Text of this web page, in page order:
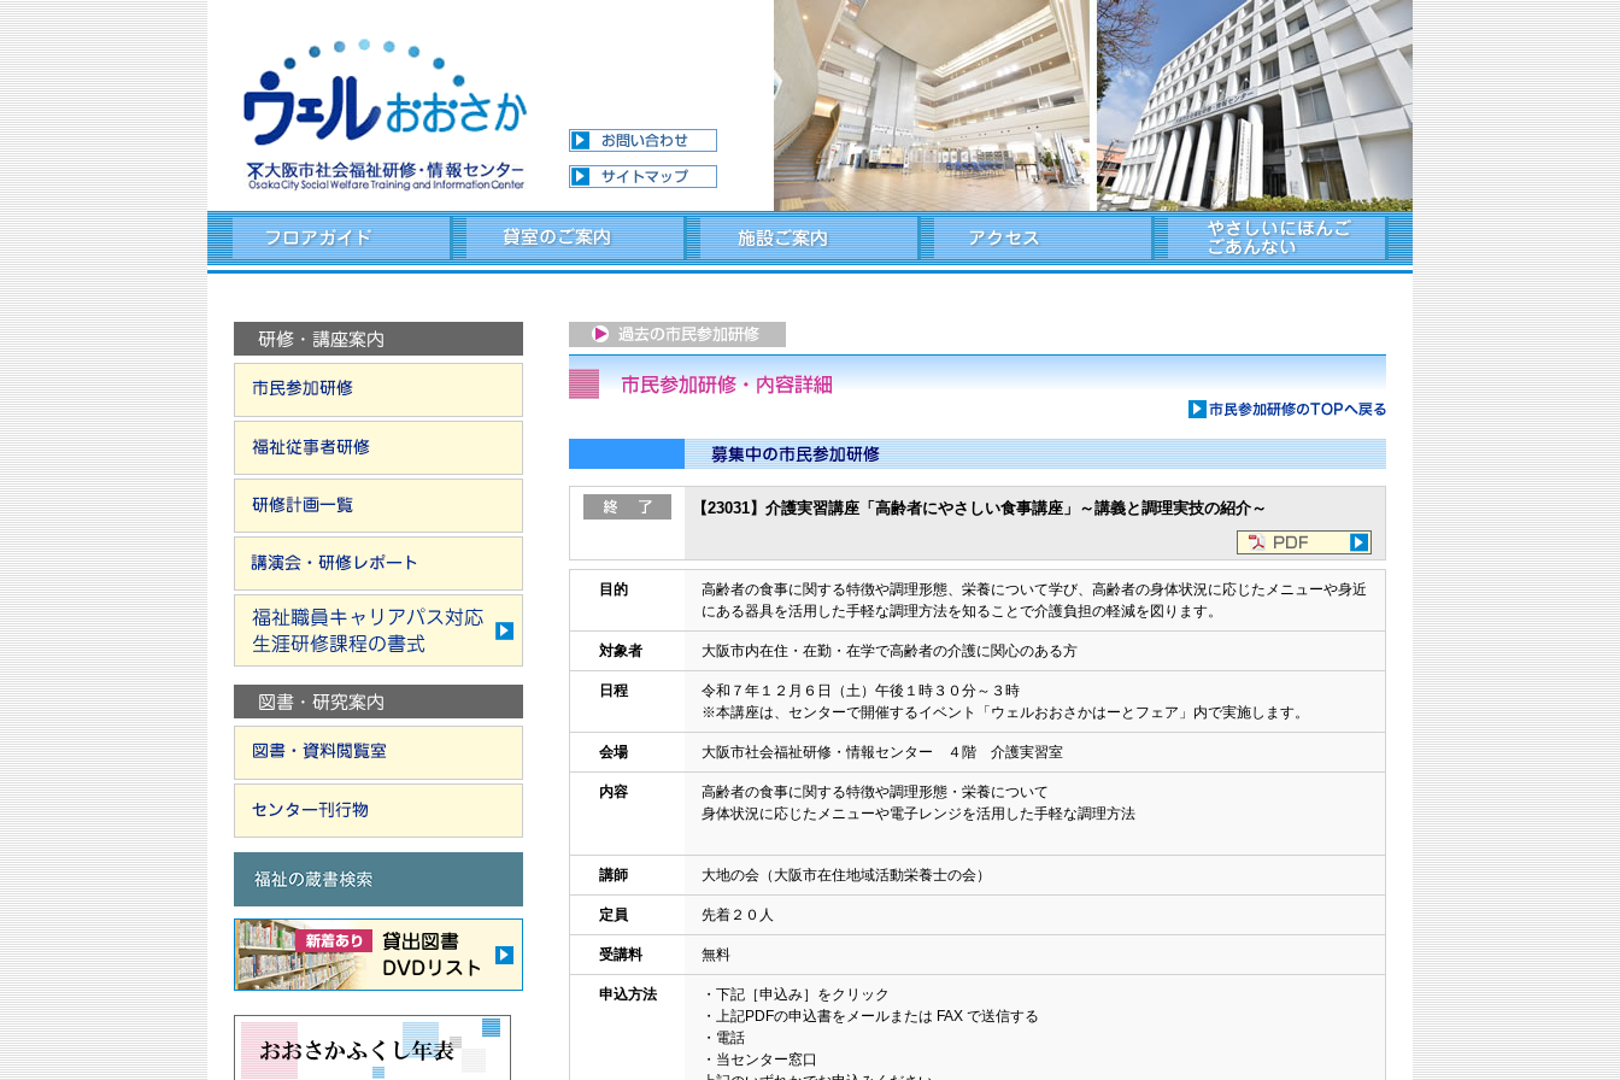
【23031】介護実習講座「高齢者にやさしい食事講座」～講義と調理実技の紹介～
目的
高齢者の食事に関する特徴や調理形態、栄養について学び、高齢者の身体状況に応じたメニューや身近
にある器具を活用した手軽な調理方法を知ることで介護負担の軽減を図ります。
対象者 大阪市内在住・在勤・在学で高齢者の介護に関心のある方
日程
令和７年１２月６日（土）午後１時３０分～３時
※本講座は、センターで開催するイベント「ウェルおおさかはーとフェア」内で実施します。
会場 大阪市社会福祉研修・情報センター ４階 介護実習室
内容
高齢者の食事に関する特徴や調理形態・栄養について
身体状況に応じたメニューや電子レンジを活用した手軽な調理方法
講師 大地の会（大阪市在住地域活動栄養士の会）
定員 先着２０人
受講料 無料
申込方法
・下記［申込み］をクリック
・上記PDFの申込書をメールまたは FAX で送信する
・電話
・当センター窓口